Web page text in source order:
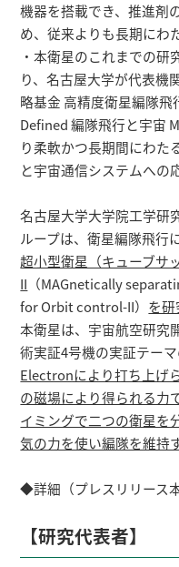
機器を搭載でき、推進剤
め、従来よりも長期にわ
・本衛星のこれまでの研
り、名古屋大学が代表機
略基金 高精度衛星編隊
Defined 編隊飛行と宇宙
り柔軟かつ長期間にわた
と宇宙通信システムへの
名古屋大学大学院工学研
ループは、衛星編隊飛行
超小型衛星（キューブサ
II （MAGnetically
for Orbit control-II） を
本衛星は、宇宙航空研究
術実証4号機の実証テーマ
Electronにより打ち上げ
の磁場により得られる力
イミングで二つの衛星を
気の力を使い編隊を維持
◆詳細（プレスリリース
【研究代表者】